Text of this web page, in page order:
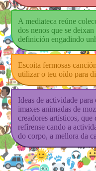
A mediateca reúne
dos nenos que se
definición engadindo
Escoita fermosas
utilizar o teu oído para
Ideas de actividade
imaxes animadas de
creadores artísticos,
refírense cando a
do corpo, a mellora da